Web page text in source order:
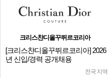
크리스챤디올꾸뛰르코리아
[크리스챤디올꾸뛰르코리아] 2026
년 신입/경력 공개채용
전국 지역